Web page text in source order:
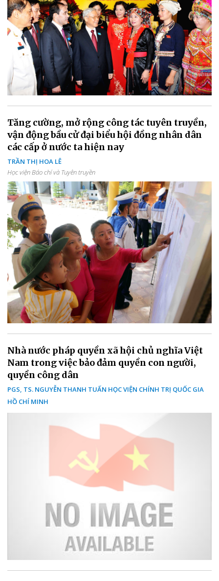
Tăng cường, mở rộng công tác tuyên truyền,
vận động bầu cử đại biểu hội đồng nhân dân
các cấp ở nước ta hiện nay
TRẦN THỊ HOA LÊ
Học viện Báo chí và Tuyên truyền
Nhà nước pháp quyền xã hội chủ nghĩa Việt
Nam trong việc bảo đảm quyền con người,
quyền công dân
PGS, TS. NGUYỄN THANH TUẤN HỌC VIỆN CHÍNH TRỊ QUỐC GIA
HỒ CHÍ MINH